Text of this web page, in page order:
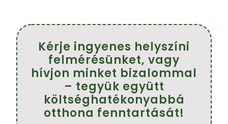
Kérje ingyenes helyszíni
felmérésünket, vagy
hívjon minket bizalommal
– tegyük együtt
költséghatékonyabbá
otthona fenntartását!